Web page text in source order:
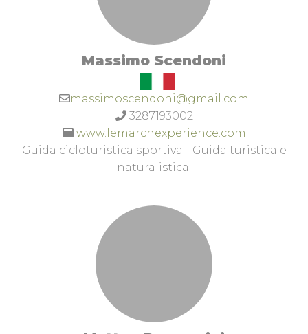
Massimo Scendoni
massimoscendoni@gmail.com
3287193002
www.lemarchexperience.com
Guida cicloturistica sportiva - Guida turistica e
naturalistica.